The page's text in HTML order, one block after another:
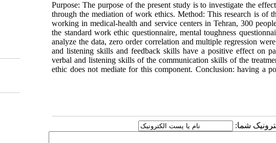
Purpose: The purpose of the present study is to investigate the
through the mediation of work ethics. Method: This research is of
working in medical-health and service centers in Tehran, 300
the standard work ethic questionnaire, mental toughness
analyze the data, zero order correlation and multiple regression
and listening skills and feedback skills have a positive effect on
verbal and listening skills of the communication skills of the
ethic does not mediate for this component. Conclusion: having a
شما: